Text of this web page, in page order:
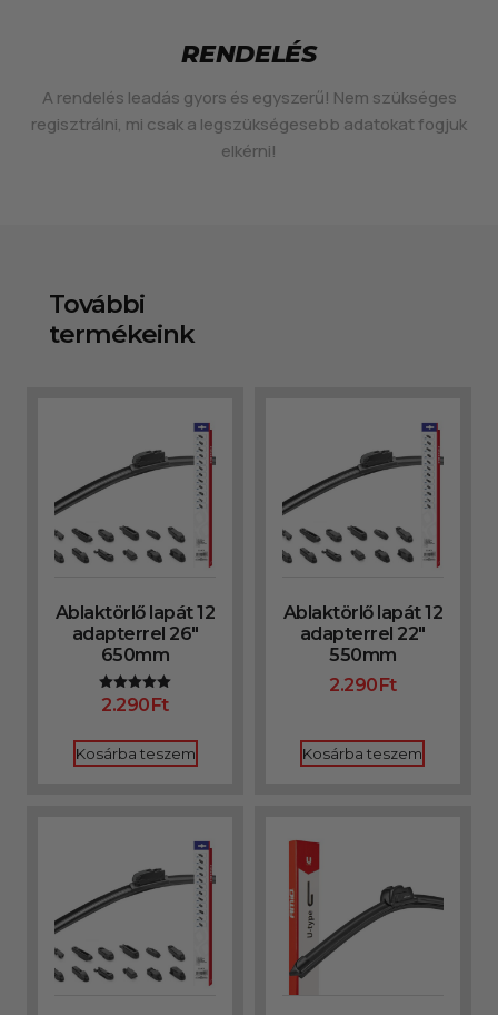
RENDELÉS
A rendelés leadás gyors és egyszerű! Nem szükséges
regisztrálni, mi csak a legszükségesebb adatokat fogjuk
elkérni!
További
termékeink
Ablaktörlő lapát 12
adapterrel 26″
650mm
Értékelés:
5.00
2.290Ft
Kosárba teszem
Ablaktörlő lapát 12
adapterrel 22″
550mm
2.290Ft
Kosárba teszem